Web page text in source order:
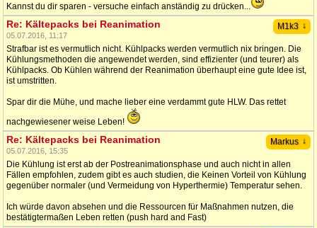
Kannst du dir sparen - versuche einfach anständig zu drücken...
M1k3 ↓
Re: Kältepacks bei Reanimation
05.07.2016, 11:17
Strafbar ist es vermutlich nicht. Kühlpacks werden vermutlich nix bringen. Die
Kühlungsmethoden die angewendet werden, sind effizienter (und teurer) als
Kühlpacks. Ob Kühlen während der Reanimation überhaupt eine gute Idee ist,
ist umstritten.
Spar dir die Mühe, und mache lieber eine verdammt gute HLW. Das rettet
nachgewiesener weise Leben!
Markus ↓
Re: Kältepacks bei Reanimation
05.07.2016, 15:35
Die Kühlung ist erst ab der Postreanimationsphase und auch nicht in allen
Fällen empfohlen, zudem gibt es auch studien, die Keinen Vorteil von Kühlung
gegenüber normaler (und Vermeidung von Hyperthermie) Temperatur sehen.
Ich würde davon absehen und die Ressourcen für Maßnahmen nutzen, die
bestätigtermaßen Leben retten (push hard and Fast)